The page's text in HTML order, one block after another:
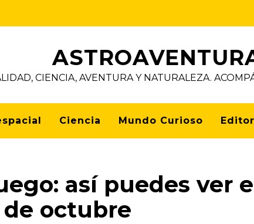
CIENCIA, AVENTURA Y NATURALEZA.
Ciencia Mundo Curioso
así puedes ver
de octubre